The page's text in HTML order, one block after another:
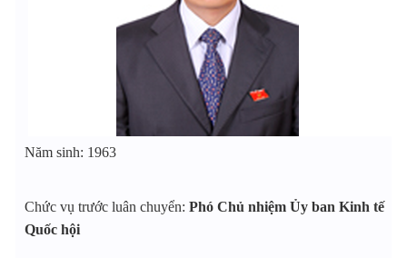
Năm sinh: 1963
Chức vụ trước luân chuyển: Phó Chủ nhiệm Ủy ban Kinh tế
Quốc hội